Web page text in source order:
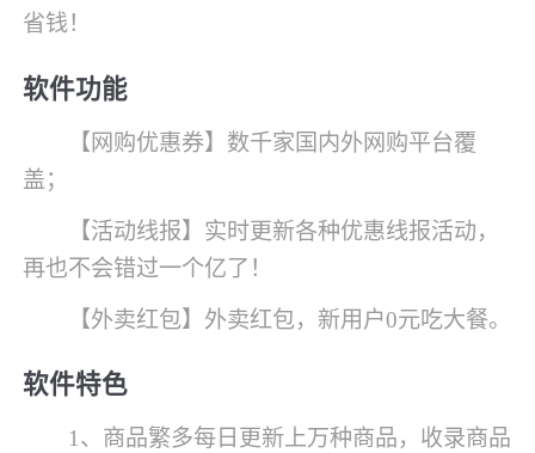
省钱！
软件功能
【网购优惠券】数千家国内外网购平台覆
盖；
【活动线报】实时更新各种优惠线报活动，
再也不会错过一个亿了！
【外卖红包】外卖红包，新用户0元吃大餐。
软件特色
1、商品繁多每日更新上万种商品，收录商品